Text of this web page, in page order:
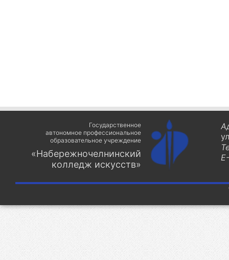
Государственное
автономное профессиональное
образовательное учреждение
«Набережночелнинский
колледж искусств»